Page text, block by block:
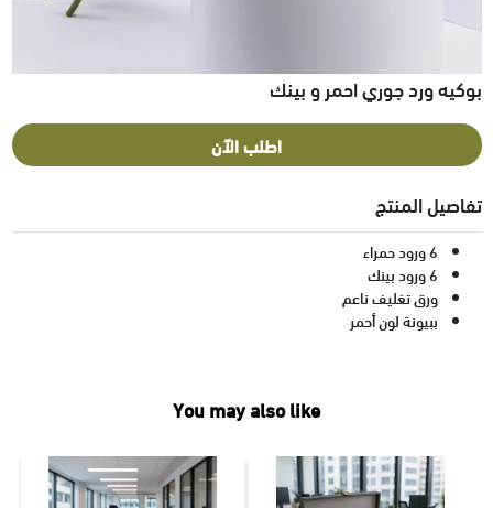
بوكيه ورد جوري احمر و بينك
اطلب الآن
تفاصيل المنتج
6 ورود حمراء
6 ورود بينك
ورق تغليف ناعم
ببيونة لون أحمر
You may also like